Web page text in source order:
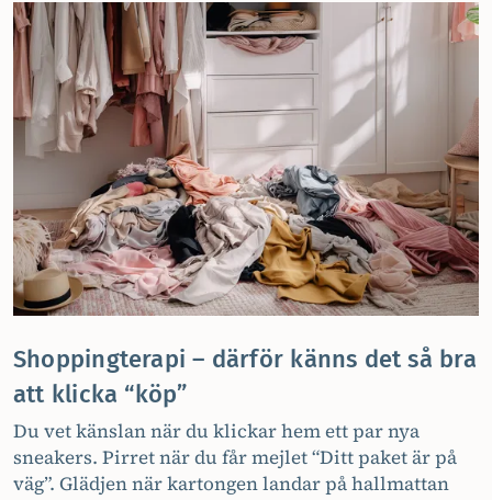
Shoppingterapi – därför känns det så bra
att klicka “köp”
Du vet känslan när du klickar hem ett par nya
sneakers. Pirret när du får mejlet “Ditt paket är på
väg”. Glädjen när kartongen landar på hallmattan